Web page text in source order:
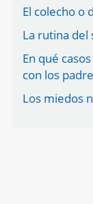
El colecho o
La rutina del
En qué
con los
Los miedos